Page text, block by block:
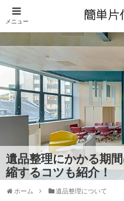
遺品整理にかかる期
縮するコツも紹介！
ホーム 遺品整理について